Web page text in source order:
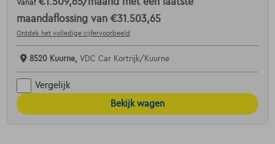
Vanaf
maandaflossing van €31.503,65
Ontdek het volledige cijfervoorbeeld
8520 Kuurne, VDC Car Kortrijk/Kuurne
Vergelijk
Bekijk wagen